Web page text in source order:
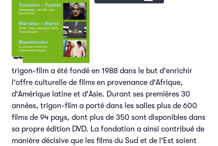
trigon-film a été fondé en 1988 dans le but d'enrichir
l'offre culturelle de films en provenance d'Afrique,
d'Amérique latine et d'Asie. Durant ses premières 30
années, trigon-film a porté dans les salles plus de 600
films de 94 pays, dont plus de 350 sont disponibles dans
sa propre édition DVD. La fondation a ainsi contribué de
manière décisive que les films du Sud et de l'Est soient